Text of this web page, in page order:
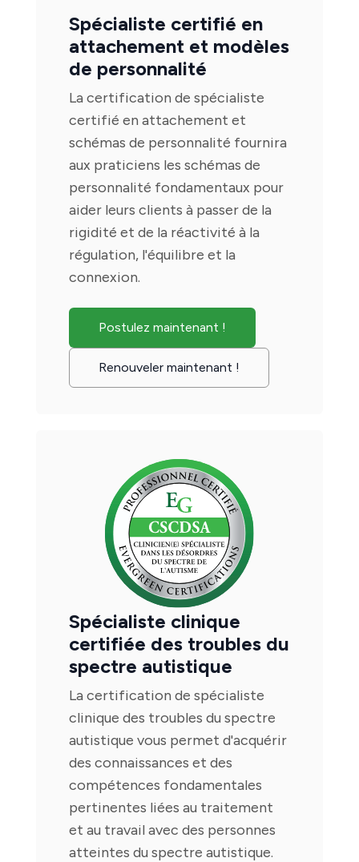
Spécialiste certifié en
attachement et modèles
de personnalité
La certification de spécialiste
certifié en attachement et
schémas de personnalité fournira
aux praticiens les schémas de
personnalité fondamentaux pour
aider leurs clients à passer de la
rigidité et de la réactivité à la
régulation, l'équilibre et la
connexion.
Postulez maintenant !
Renouveler maintenant !
Spécialiste clinique
certifiée des troubles du
spectre autistique
La certification de spécialiste
clinique des troubles du spectre
autistique vous permet d'acquérir
des connaissances et des
compétences fondamentales
pertinentes liées au traitement
et au travail avec des personnes
atteintes du spectre autistique.